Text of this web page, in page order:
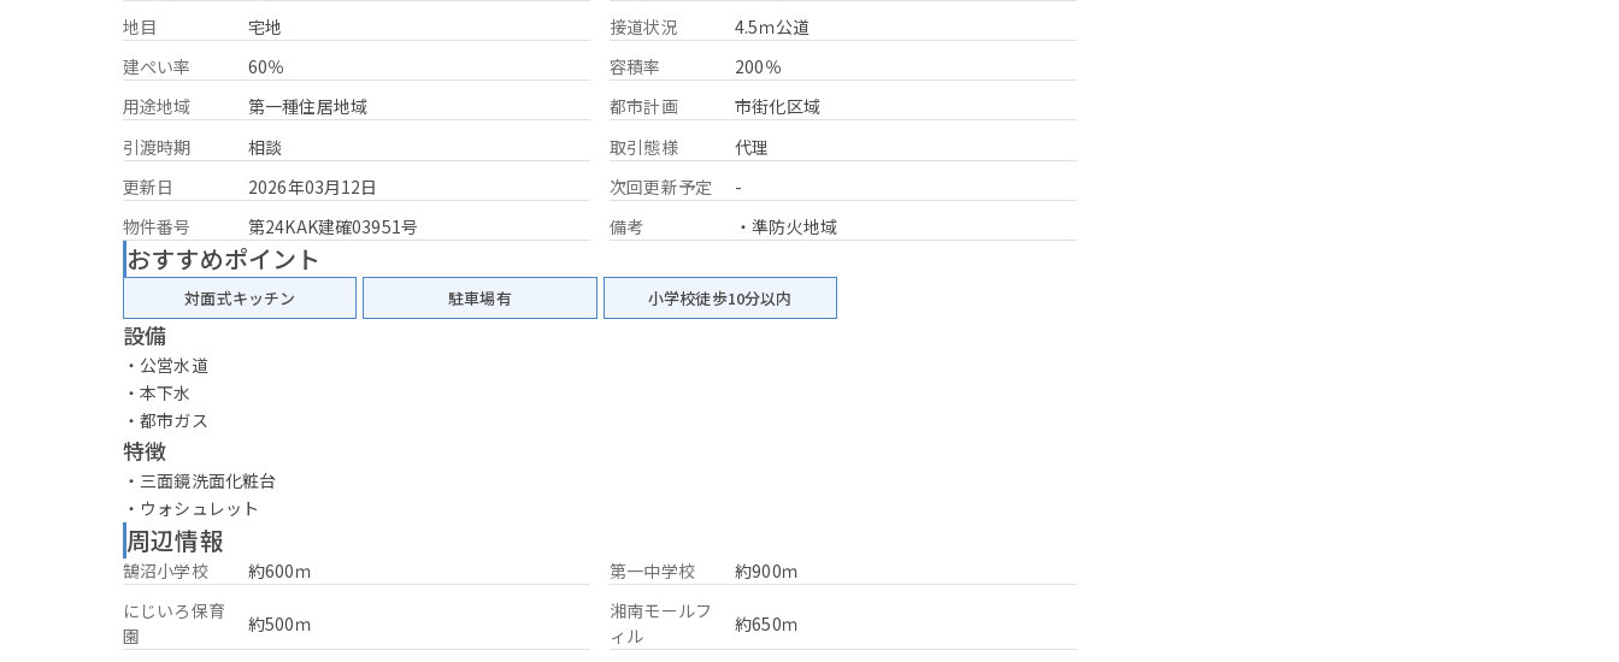
地目
宅地 接道状況
4.5ｍ公道
建ぺい率
60％ 容積率
200％
用途地域
第一種住居地域 都市計画
市街化区域
引渡時期
相談 取引態様
代理
更新日
2026年03月12日 次回更新予定
-
物件番号
第24KAK建確03951号 備考 ・準防火地域
おすすめポイント
対面式キッチン 駐車場有 小学校徒歩10分以内
設備
・公営水道
・本下水
・都市ガス
特徴
・三面鏡洗面化粧台
・ウォシュレット
周辺情報
鵠沼小学校 約600ｍ 第一中学校
約900ｍ
にじいろ保育
園
約500ｍ
湘南モールフ
ィル
約650ｍ